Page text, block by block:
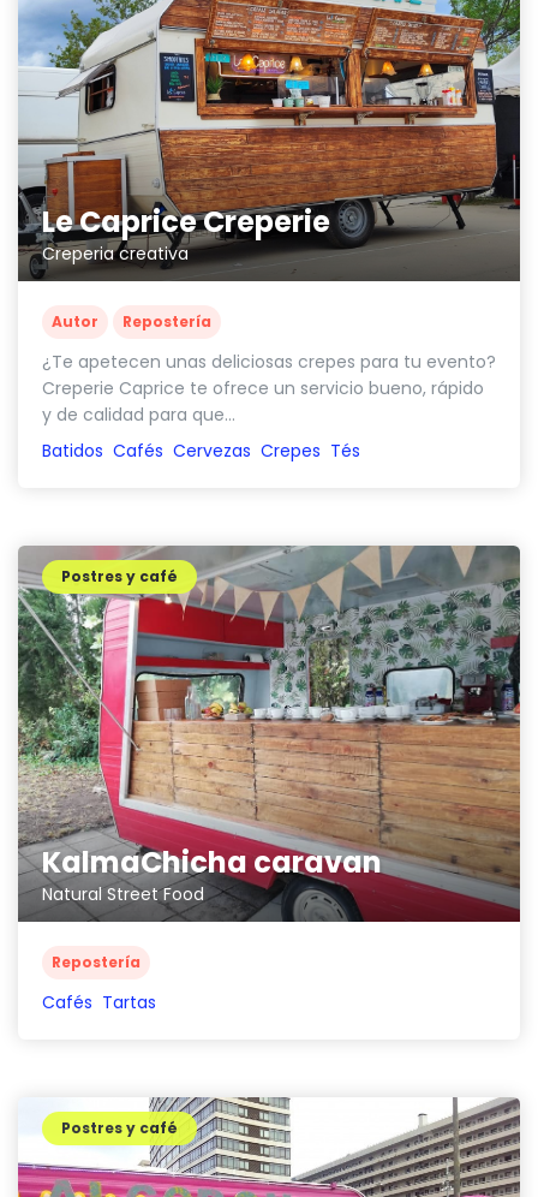
Le Caprice Creperie
Creperia creativa
Autor Repostería
¿Te apetecen unas deliciosas crepes para tu evento?
Creperie Caprice te ofrece un servicio bueno, rápido
y de calidad para que...
Batidos Cafés Cervezas Crepes Tés
KalmaChicha caravan
Natural Street Food
Postres y café
Repostería
Cafés Tartas
Postres y café